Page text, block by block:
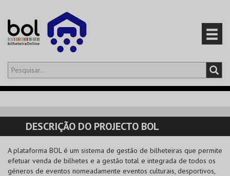
Olá,iniciar sessão
CARRINHO
EVENTOS
CARTÕES
DESCRIÇÃO DO PROJECTO BOL
A plataforma BOL é um sistema de gestão de bilheteiras que permite
efetuar venda de bilhetes e a gestão total e integrada de todos os
géneros de eventos nomeadamente eventos culturais, desportivos,